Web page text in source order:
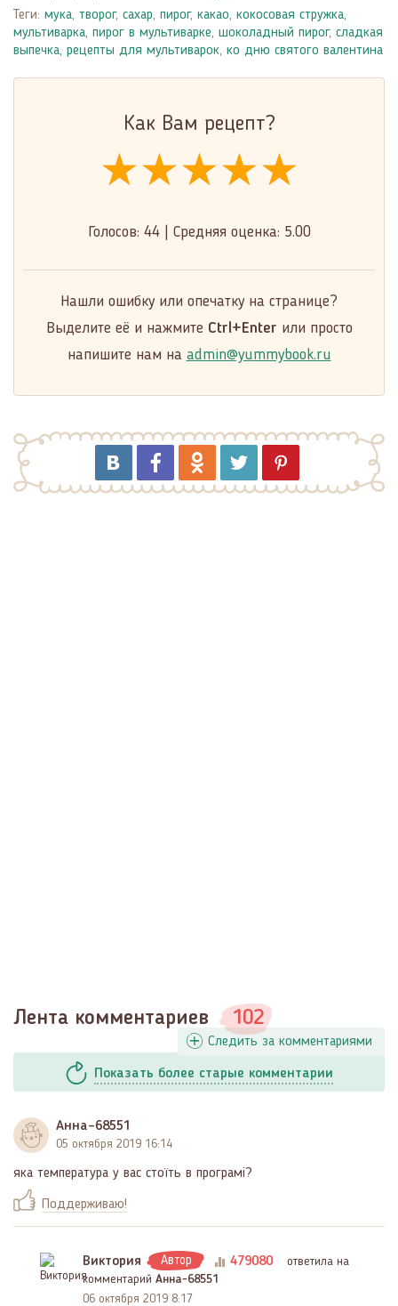
Теги: мука, творог, сахар, пирог, какао, кокосовая стружка,
мультиварка, пирог в мультиварке, шоколадный пирог, сладкая
выпечка, рецепты для мультиварок, ко дню святого валентина
Как Вам рецепт?
★★★★★
★★★★★
★★★★★
Голосов: 44| Средняя оценка: 5.00
Нашли ошибку или опечатку на странице?
Выделите её и нажмите Ctrl+Enter или просто
напишите нам на admin@yummybook.ru
Лента комментариев 102
Следить за комментариями
Показать более старые комментарии
Анна-68551
05 октября 2019 16:14
яка температура у вас стоїть в програмі?
Поддерживаю!
Виктория Автор 479080
ответила на
комментарий Анна-68551
06 октября 2019 8:17